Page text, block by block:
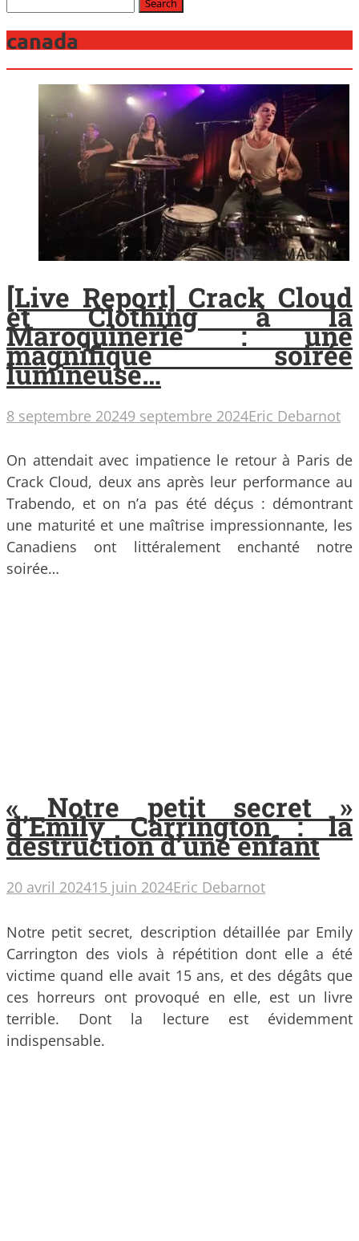
canada
[Live Report] Crack Cloud
et Clothing à la
Maroquinerie : une
magnifique soirée
lumineuse…
8 septembre 20249 septembre 2024Eric Debarnot
On attendait avec impatience le retour à Paris de
Crack Cloud, deux ans après leur performance au
Trabendo, et on n’a pas été déçus : démontrant
une maturité et une maîtrise impressionnante, les
Canadiens ont littéralement enchanté notre
soirée…
« Notre petit secret »
d’Emily Carrington : la
destruction d’une enfant
20 avril 202415 juin 2024Eric Debarnot
Notre petit secret, description détaillée par Emily
Carrington des viols à répétition dont elle a été
victime quand elle avait 15 ans, et des dégâts que
ces horreurs ont provoqué en elle, est un livre
terrible. Dont la lecture est évidemment
indispensable.